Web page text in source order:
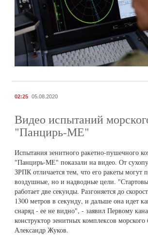
02:25 05.08.2020
Видео испытаний
"Панцирь-МЕ"
Испытания зенитного ракетно-пушечного
"Панцирь-МЕ" показали на видео. От
ЗРПК отличается тем, что его ракеты могут
воздушные, но и надводные цели.
работает две секунды. Разгоняется до
1300 метров в секунду, и дальше она идет
снаряд - ее не видно", - заявил Первому
конструктор зенитных комплексов морского
Александр Жуков.